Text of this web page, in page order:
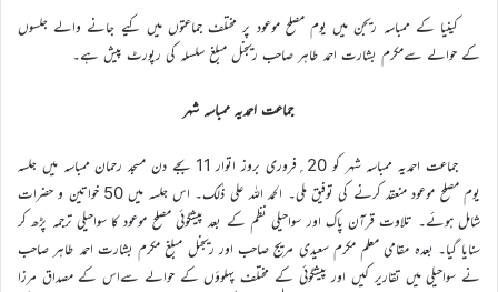
کینیا کے ممباسہ ریجن میں یوم مصلح موعود پر مختلف جماعتوں میں کیے جانے والے جلسوں
کے حوالے سےمکرم بشارت احمد طاہر صاحب ریجنل مبلغ سلسلہ کی رپورٹ پیش ہے۔
جماعت احمدیہ ممباسہ شہر
جماعت احمدیہ ممباسہ شہر کو 20؍فروری بروز اتوار 11 بجے دن مسجد رحمان ممباسہ میں جلسہ
یوم مصلح موعود منعقد کرنے کی توفیق ملی۔ الحمد اللہ علی ذٰلک۔ اس جلسہ میں 50 خواتین و حضرات
شامل ہوئے۔ تلاوت قرآن پاک اور سواحیلی نظم کے بعد پیشگوئی مصلح موعود کا سواحیلی ترجمہ پڑھ کر
سنایا گیا۔ بعدہ مقامی معلم مکرم سعیدی مریج صاحب اور ریجنل مبلغ مکرم بشارت احمد طاہر صاحب
نے سواحیلی میں تقاریر کیں اور پیشگوئی کے مختلف پہلوؤں کے حوالے سےاس کے مصداق مرزا